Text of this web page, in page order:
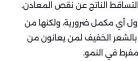
التساقط الناتج عن نقص المعادن.
أي مكمل ضرورية، ولكنها من
بالشعر الخفيف لمن يعانون من
في النمو.